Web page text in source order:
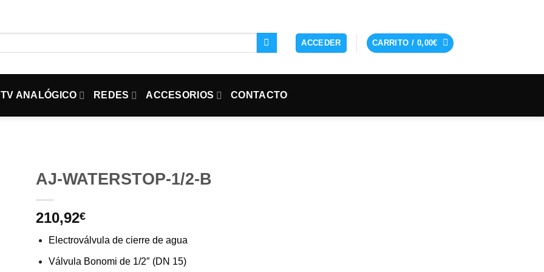
ACCEDER CARRITO / 0,00€
ANALÓGICO REDES ACCESORIOS CONTACTO
AJ-WATERSTOP-1/2-B
210,92€
Electroválvula de cierre de agua
Válvula Bonomi de 1/2″ (DN 15)